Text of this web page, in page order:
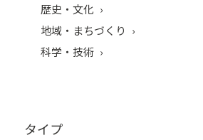
歴史・文化
地域・まちづくり
科学・技術
タイプ